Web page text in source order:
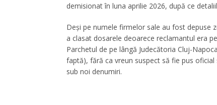
demisionat în luna aprilie 2026, după ce
Deși pe numele firmelor sale au fost depuse
a clasat dosarele deoarece reclamantul era
Parchetul de pe lângă Judecătoria Cluj-
faptă), fără ca vreun suspect să fie pus
sub noi denumiri.